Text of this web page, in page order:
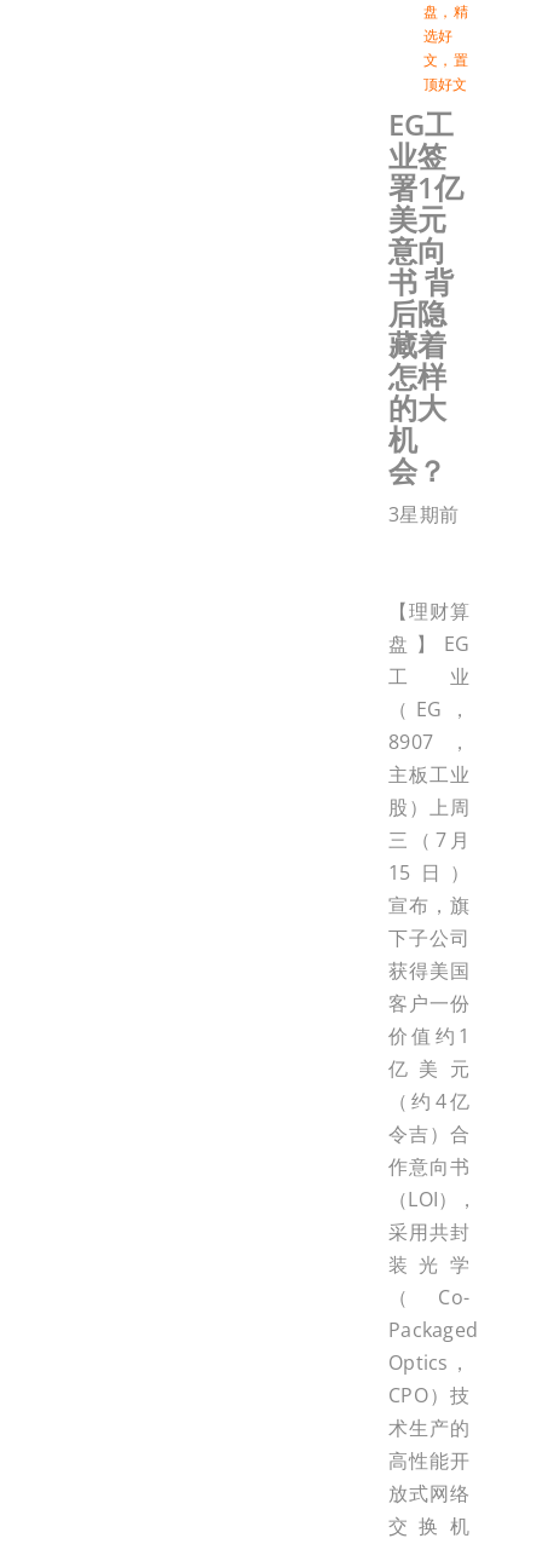
盘 ， 精
选好
文 ， 置
顶好文
EG工
业签
署1亿
美元
意向
书 背
后隐
藏着
怎样
的大
机
会？
3星期前
【理财算
盘】EG
工业
（EG，
8907，
主板工业
股）上周
三（7月
15日）
宣布，旗
下子公司
获得美国
客户一份
价值约1
亿美元
（约4亿
令吉）合
作意向书
（LOI），
采用共封
装光学
（Co-
Packaged
Optics，
CPO）技
术生产的
高性能开
放式网络
交换机